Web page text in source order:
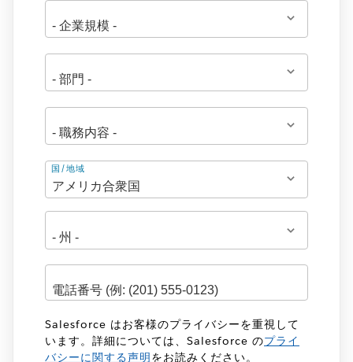
住
所
国/地域
Salesforce はお客様のプライバシーを重視して
います。詳細については、Salesforce のプライ
バシーに関する声明をお読みください。